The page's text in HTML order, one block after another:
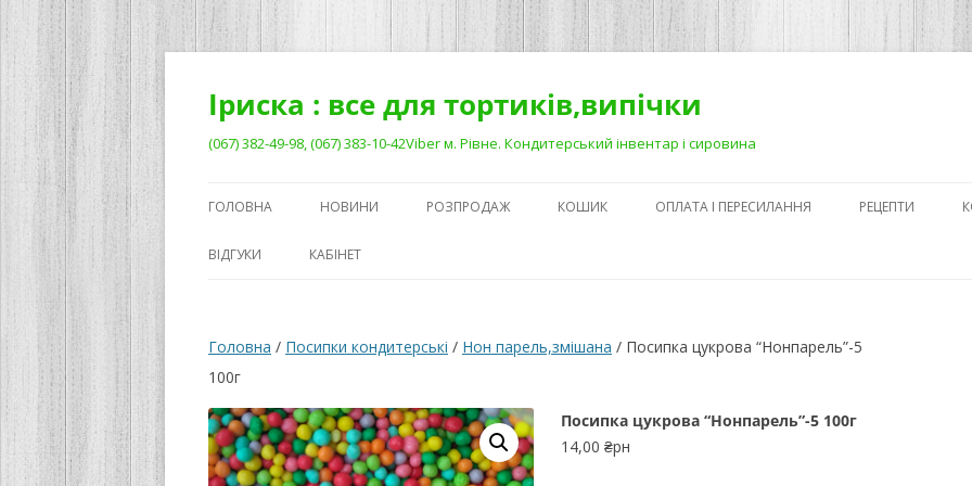
Перейти
Іриска : все для тортиків,випічки
(067) 382-49-98, (067) 383-10-42Viber м. Рівне. Кондитерський інвентар і сировина
ГОЛОВНА НОВИНИ РОЗПРОДАЖ КОШИК ОПЛАТА І ПЕРЕСИЛАННЯ РЕЦЕПТИ
АБО ЯК
ВІДГУКИ КАБІНЕТ
Головна / Посипки кондитерські / Нон парель,змішана / Посипка цукрова “Нонпарель”-5
100г
Посипка цукрова “Нонпарель”-5 100г
14,00 ₴рн